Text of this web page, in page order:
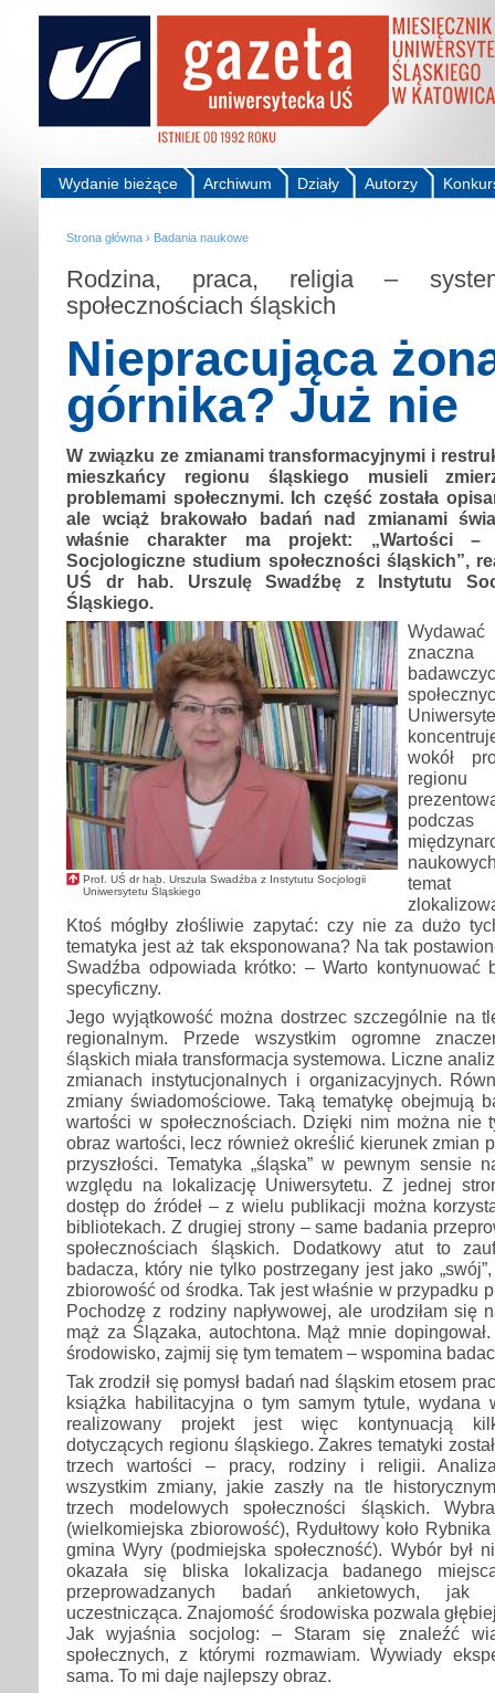
Autorzy
Działy
Archiwum
Wydanie bieżące
Strona główna › Badania naukowe
Rodzina, praca, religia –
społecznościach śląskich
Niepracująca
górnika? Już nie
W związku ze zmianami transformacyjnymi i
mieszkańcy regionu śląskiego musieli
problemami społecznymi. Ich część została
ale wciąż brakowało badań nad zmianami
właśnie charakter ma projekt: „Wartości –
Socjologiczne studium społeczności śląskich”,
UŚ dr hab. Urszulę Swadźbę z Instytutu
Śląskiego.
Prof. UŚ dr hab. Urszula Swadźba z Instytutu Socjologii
Uniwersytetu Śląskiego
wokół
regionu
temat
Ktoś mógłby złośliwie zapytać: czy nie za dużo
tematyka jest aż tak eksponowana? Na tak
Swadźba odpowiada krótko: – Warto kontynuować
specyficzny.
Jego wyjątkowość można dostrzec szczególnie na
regionalnym. Przede wszystkim ogromne
śląskich miała transformacja systemowa. Liczne
zmianach instytucjonalnych i organizacyjnych.
zmiany świadomościowe. Taką tematykę obejmują
wartości w społecznościach. Dzięki nim można nie
obraz wartości, lecz również określić kierunek zmian
przyszłości. Tematyka „śląska” w pewnym sensie
względu na lokalizację Uniwersytetu. Z jednej
dostęp do źródeł – z wielu publikacji można
bibliotekach. Z drugiej strony – same badania
społecznościach śląskich. Dodatkowy atut to
badacza, który nie tylko postrzegany jest jako
zbiorowość od środka. Tak jest właśnie w przypadku
Pochodzę z rodziny napływowej, ale urodziłam się
mąż za Ślązaka, autochtona. Mąż mnie
środowisko, zajmij się tym tematem – wspomina
Tak zrodził się pomysł badań nad śląskim etosem
książka habilitacyjna o tym samym tytule, wydana
realizowany projekt jest więc kontynuacją
dotyczących regionu śląskiego. Zakres tematyki
trzech wartości – pracy, rodziny i religii. Analiza
wszystkim zmiany, jakie zaszły na tle
trzech modelowych społeczności śląskich.
(wielkomiejska zbiorowość), Rydułtowy koło
gmina Wyry (podmiejska społeczność). Wybór był
okazała się bliska lokalizacja badanego
przeprowadzanych badań ankietowych, jak
uczestnicząca. Znajomość środowiska pozwala
Jak wyjaśnia socjolog: – Staram się znaleźć
społecznych, z którymi rozmawiam. Wywiady
sama. To mi daje najlepszy obraz.